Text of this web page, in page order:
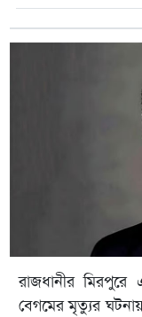
রাজধানীর
বেগমের মৃত্যুর